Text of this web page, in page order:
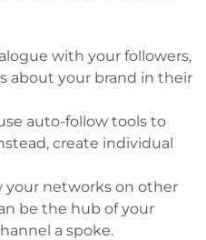
with your followers,
about your brand in their
auto-follow tools to
create individual
your networks on other
be the hub of your
a spoke.